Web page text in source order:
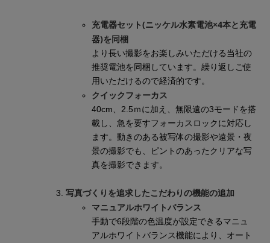
充電器セット(ニッケル水素電池×4本と充電
器)を同梱
より長い撮影をお楽しみいただける当社の
推奨電池を同梱しています。繰り返しご使
用いただけるので経済的です。
クイックフォーカス
40cm、2.5ｍに加え、無限遠の3モードを搭
載し、急を要すフォーカスロックに対応し
ます。動きのある被写体の撮影や遠景・夜
景の撮影でも、ピントのあったクリアな写
真を撮影できます。
写真づくりを追求したこだわりの機能の追加
マニュアルホワイトバランス
手動で6段階の色温度が設定できるマニュ
アルホワイトバランス機能により、オート